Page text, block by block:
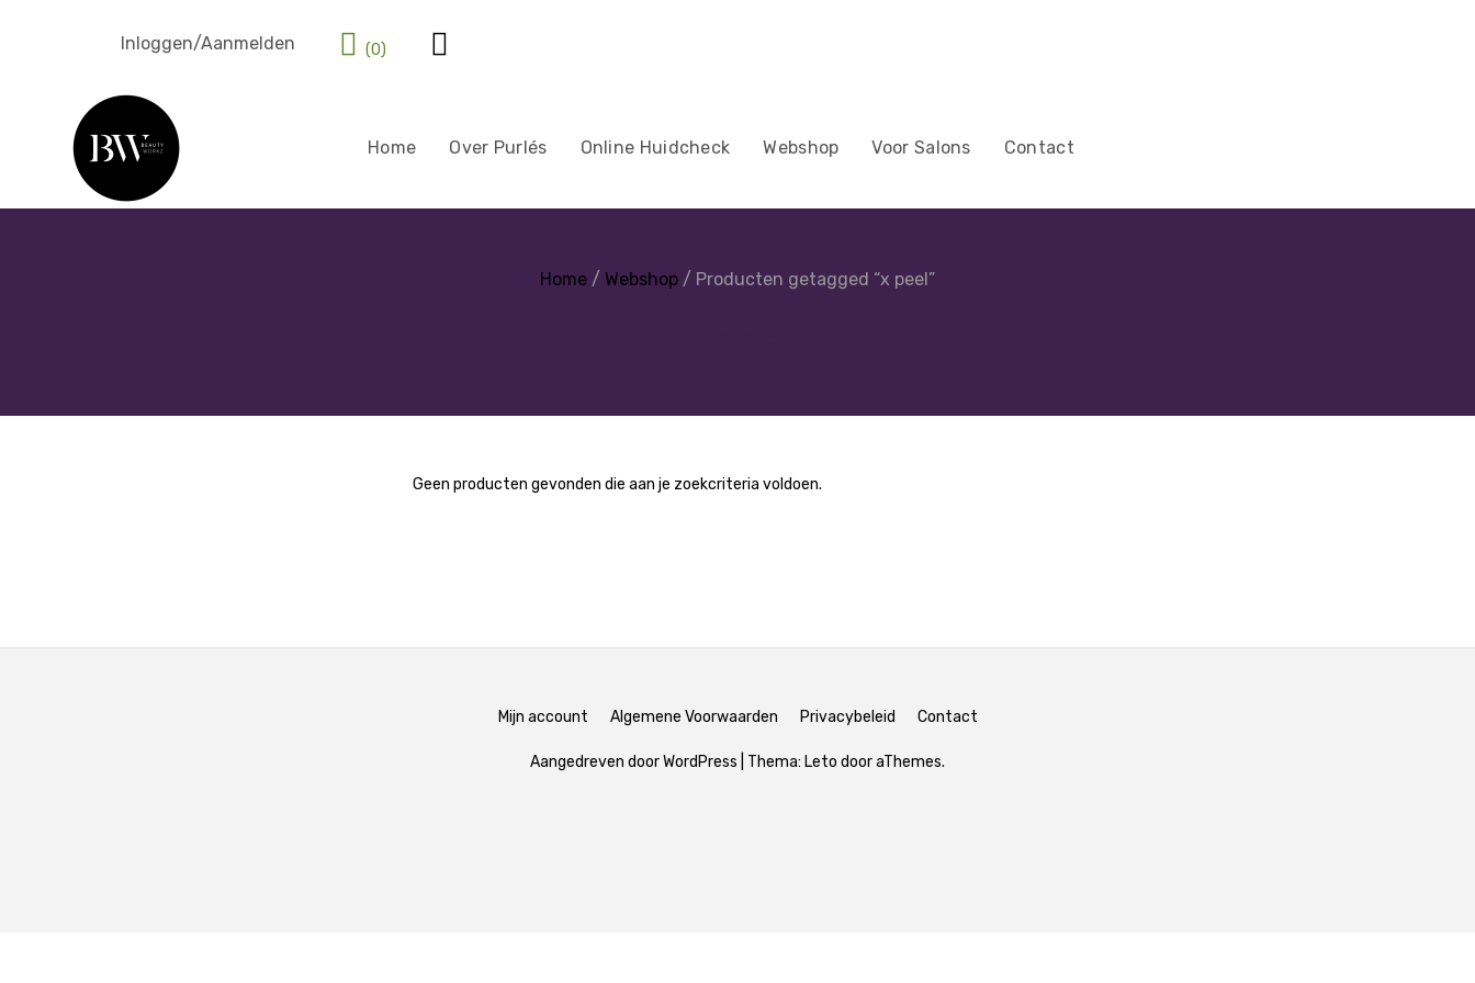
Home Over Purlés Online Huidcheck Webshop Voor Salons Contact
Inloggen/Aanmelden (0)
Home / Webshop / Producten getagged “x peel”
Geen producten gevonden die aan je zoekcriteria voldoen.
Mijn account Algemene Voorwaarden Privacybeleid Contact
Aangedreven door WordPress Thema: Leto door aThemes.